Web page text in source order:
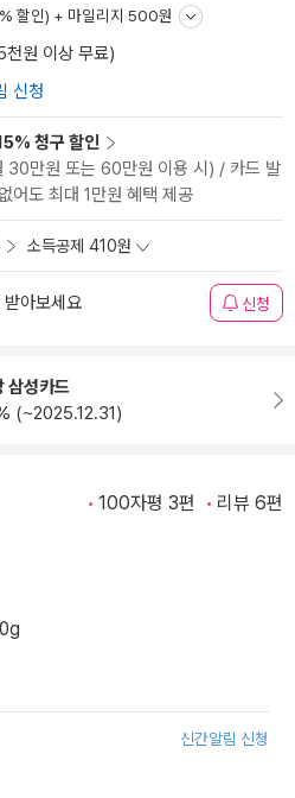
할인) + 마일리지 500원
원 이상 무료)
신청
청구 할인
30만원 또는 60만원 이용 시) / 카드 발
어도 최대 1만원 혜택 제공
소득공제 410원
아보세요 신청
삼성카드
(~2025.12.31)
100자평 3편 리뷰 6편
신간알림 신청